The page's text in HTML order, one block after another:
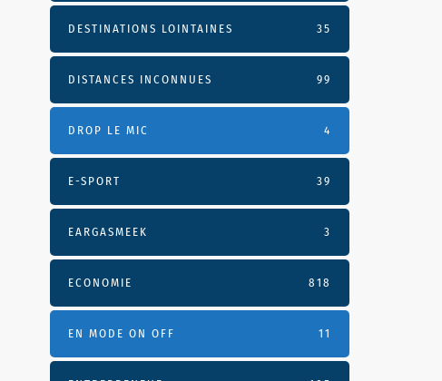
DESTINATIONS LOINTAINES 35
DISTANCES INCONNUES 99
DROP LE MIC 4
E-SPORT 39
EARGASMEEK 3
ECONOMIE 818
EN MODE ON OFF 11